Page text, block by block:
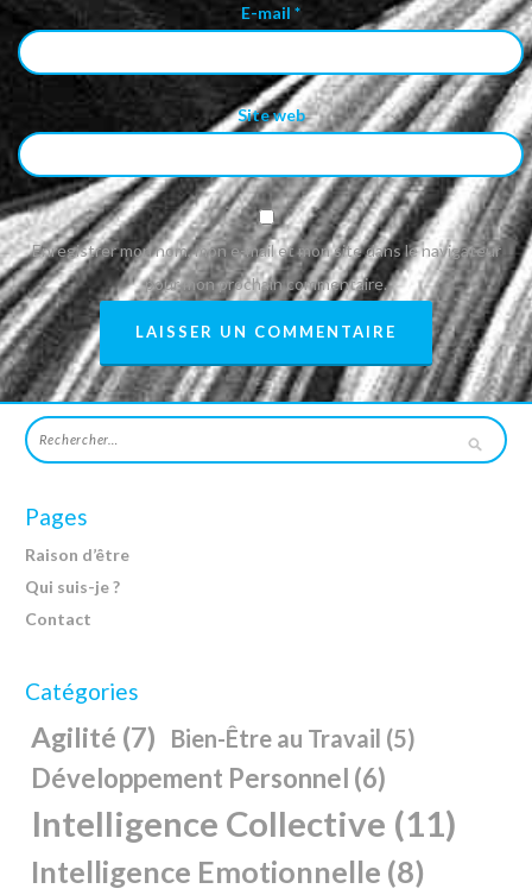
E-mail*
Site web
Enregistrer mon nom, mon e-mail et mon site dans le navigateur
pour mon prochain commentaire.
Pages
Raison d’être
Qui suis-je ?
Contact
Catégories
Agilité (7) Bien-Être au Travail (5)
Développement Personnel (6)
Intelligence Collective (11)
Intelligence Emotionnelle (8)